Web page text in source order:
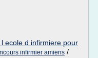
ecole d infirmiere pour
infirmier amiens /